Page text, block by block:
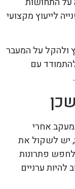
לייעוץ מקצועי
ולהקל על המעבר
עם
אחרי
יש לשקול את
פתרונות
ערניים